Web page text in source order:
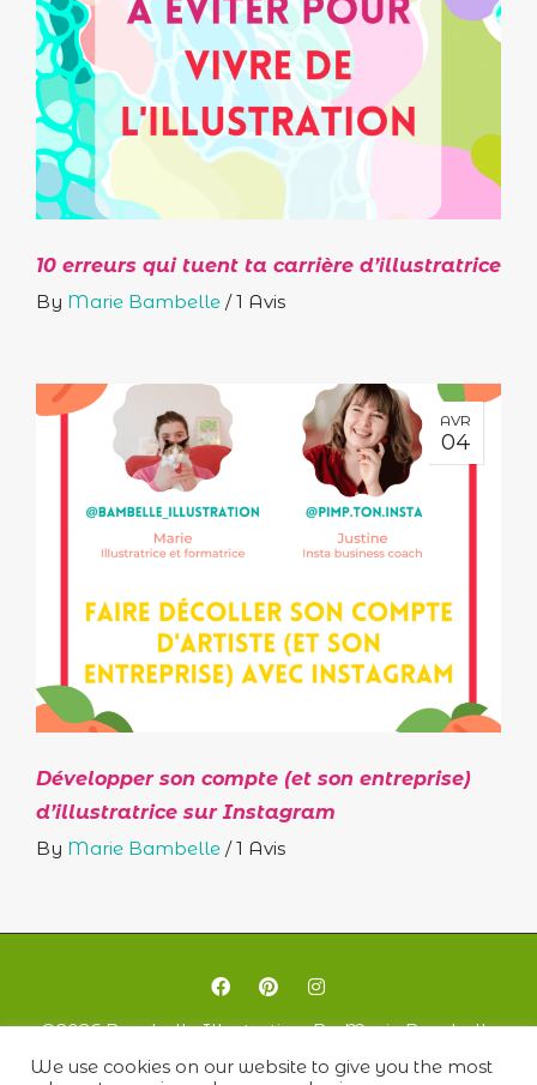
10 erreurs qui tuent ta carrière d’illustratrice
By Marie Bambelle /1 Avis
AVR
04
Développer son compte (et son entreprise)
d’illustratrice sur Instagram
By Marie Bambelle /1 Avis
©2026 Bambelle Illustration· By Marie Bambelle
We use cookies on our website to give you the most